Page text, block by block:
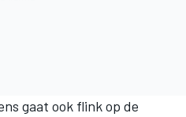
gaat ook flink op de